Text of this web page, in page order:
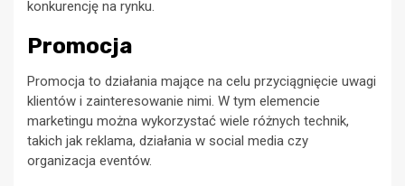
konkurencję na rynku.
Promocja
Promocja to działania mające na celu przyciągnięcie uwagi
klientów i zainteresowanie nimi. W tym elemencie
marketingu można wykorzystać wiele różnych technik,
takich jak reklama, działania w social media czy
organizacja eventów.